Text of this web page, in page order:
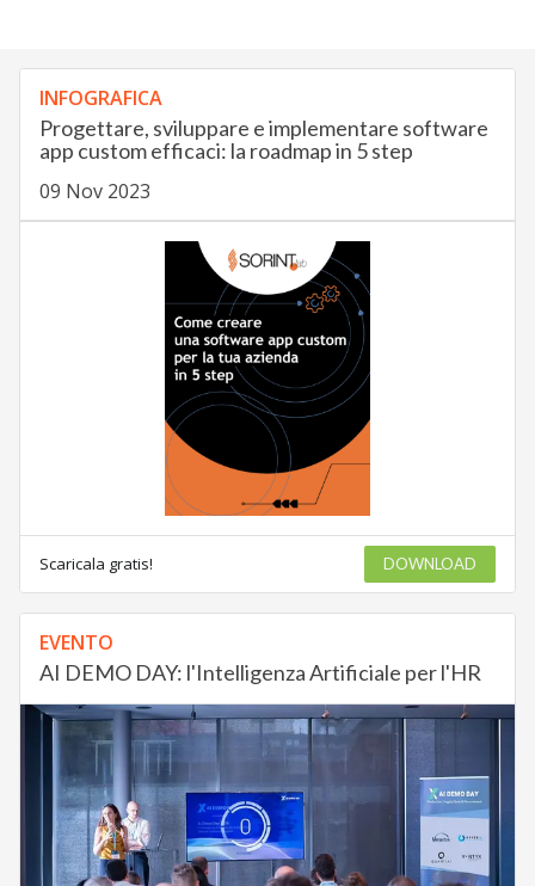
INFOGRAFICA
Progettare, sviluppare e implementare software
app custom efficaci: la roadmap in 5 step
09 Nov 2023
Scaricala gratis! DOWNLOAD
EVENTO
AI DEMO DAY: l'Intelligenza Artificiale per l'HR